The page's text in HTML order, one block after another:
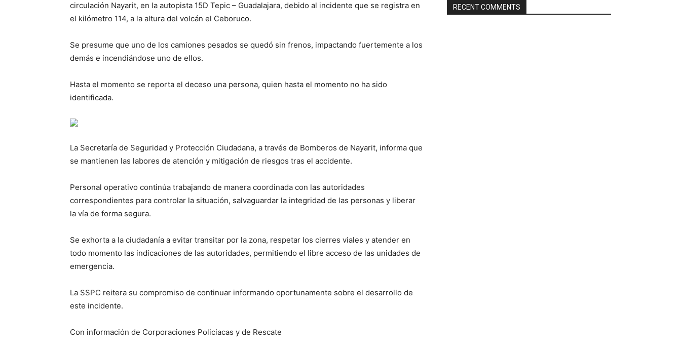
circulación Nayarit, en la autopista 15D Tepic – Guadalajara, debido al incidente que se registra en
el kilómetro 114, a la altura del volcán el Ceboruco.
Se presume que uno de los camiones pesados se quedó sin frenos, impactando fuertemente a los
demás e incendiándose uno de ellos.
Hasta el momento se reporta el deceso una persona, quien hasta el momento no ha sido
identificada.
La Secretaría de Seguridad y Protección Ciudadana, a través de Bomberos de Nayarit, informa que
se mantienen las labores de atención y mitigación de riesgos tras el accidente.
Personal operativo continúa trabajando de manera coordinada con las autoridades
correspondientes para controlar la situación, salvaguardar la integridad de las personas y liberar
la vía de forma segura.
Se exhorta a la ciudadanía a evitar transitar por la zona, respetar los cierres viales y atender en
todo momento las indicaciones de las autoridades, permitiendo el libre acceso de las unidades de
emergencia.
La SSPC reitera su compromiso de continuar informando oportunamente sobre el desarrollo de
este incidente.
Con información de Corporaciones Policiacas y de Rescate
RECENT COMMENTS